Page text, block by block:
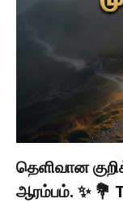
தெளிவான
ஆரம்பம். ✨